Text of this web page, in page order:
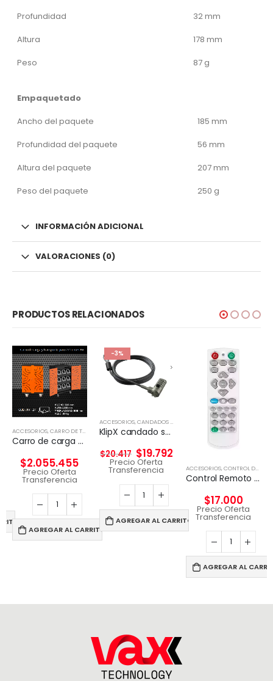
Profundidad
32 mm
Altura
178 mm
Peso
87 g
Empaquetado
Ancho del paquete
185 mm
Profundidad del paquete
56 mm
Altura del paquete
207 mm
Peso del paquete
250 g
INFORMACIÓN ADICIONAL
VALORACIONES (0)
PRODUCTOS RELACIONADOS
ACCESORIOS,CARRO DE TECNOLGÍA
Carro de carga y transporte para 27 Lentes RV
$2.055.455
Precio Oferta
Transferencia
AGREGAR AL CARRITO
-3%
ACCESORIOS,CANDADOS DE SEGURIDAD
KlipX candado seguridad con clave slot tipo WEDGE 2mts largo
$20.417 $19.792
Precio Oferta
Transferencia
AGREGAR AL CARRITO
ACCESORIOS,CONTROL DE TV Y PROYECTOR
Control Remoto Proyector Viewsonic Q-3101, Pt5075, Px702hd
$17.000
Precio Oferta
Transferencia
AGREGAR AL